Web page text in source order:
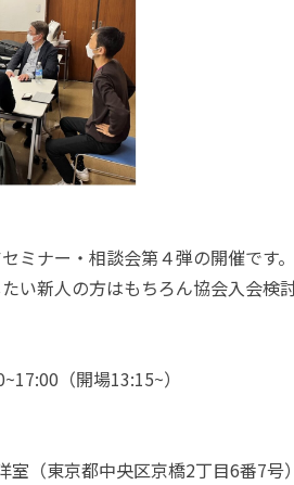
ミナー・相談会第４弾の開催です。
い新人の方はもちろん協会入会検
（開場13:15~）
室（東京都中央区京橋2丁目6番7号）